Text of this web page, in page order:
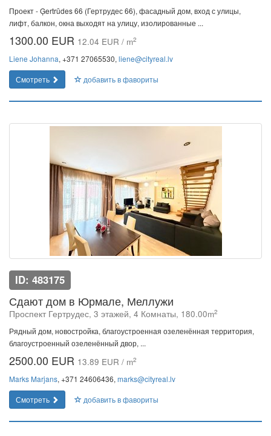
Проект - Ģertrūdes 66 (Гертрудес 66), фасадный дом, вход с улицы,
лифт, балкон, окна выходят на улицу, изолированные ...
1300.00 EUR 12.04 EUR / m2
Liene Johanna, +371 27065530, liene@cityreal.lv
Смотреть
добавить в фавориты
ID: 483175
Сдают дом в Юрмале, Меллужи
Проспект Гертрудес, 3 этажей, 4 Комнаты, 180.00m2
Рядный дом, новостройка, благоустроенная озеленённая территория,
благоустроенный озеленённый двор, ...
2500.00 EUR 13.89 EUR / m2
Marks Marjans, +371 24606436, marks@cityreal.lv
Смотреть
добавить в фавориты